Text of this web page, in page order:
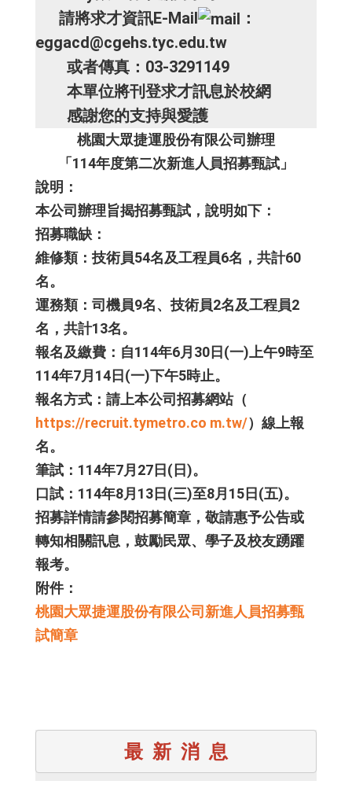
請將求才資訊E-Mail
：
eggacd@cgehs.tyc.edu.tw
或者傳真：03-3291149
本單位將刊登求才訊息於校網
感謝您的支持與愛護
桃園大眾捷運股份有限公司辦理
「114年度第二次新進人員招募甄試」
說明：
本公司辦理旨揭招募甄試，說明如下：
招募職缺：
維修類：技術員54名及工程員6名，共計60
名。
運務類：司機員9名、技術員2名及工程員2
名，共計13名。
報名及繳費：自114年6月30日(一)上午9時至
114年7月14日(一)下午5時止。
報名方式：請上本公司招募網站（
https://recruit.tymetro.co m.tw/）線上報
名。
筆試：114年7月27日(日)。
口試：114年8月13日(三)至8月15日(五)。
招募詳情請參閱招募簡章，敬請惠予公告或
轉知相關訊息，鼓勵民眾、學子及校友踴躍
報考。
附件：
桃園大眾捷運股份有限公司新進人員招募甄
試簡章
最  新  消  息